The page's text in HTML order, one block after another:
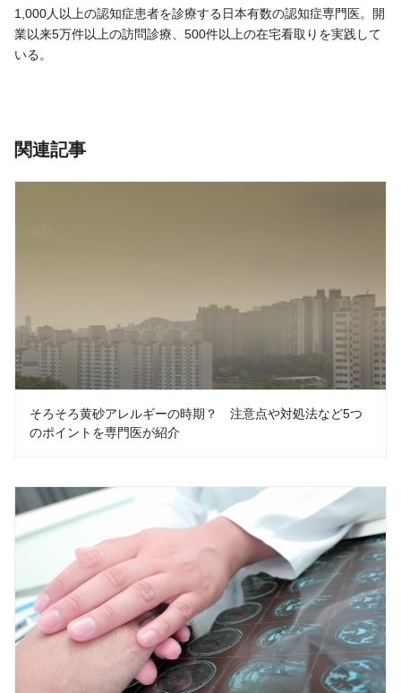
1,000人以上の認知症患者を診療する日本有数の認知症専門医。開
業以来5万件以上の訪問診療、500件以上の在宅看取りを実践して
いる。
関連記事
そろそろ黄砂アレルギーの時期？ 注意点や対処法など5つ
のポイントを専門医が紹介